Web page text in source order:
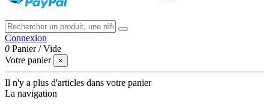
Connexion
0 Panier /Vide
Votre panier
×
Il n'y a plus d'articles dans votre panier
La navigation